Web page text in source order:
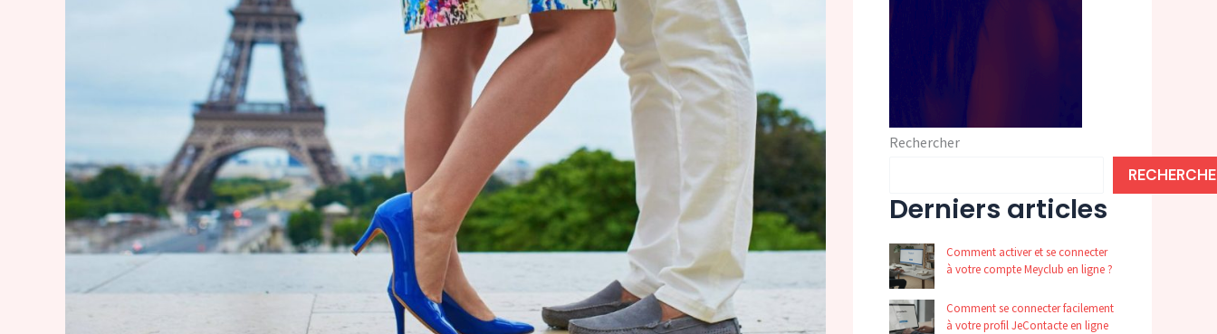
Rechercher
Derniers articles
Comment activer et se connecter
à votre compte Meyclub en ligne ?
Comment se connecter facilement
à votre profil JeContacte en ligne